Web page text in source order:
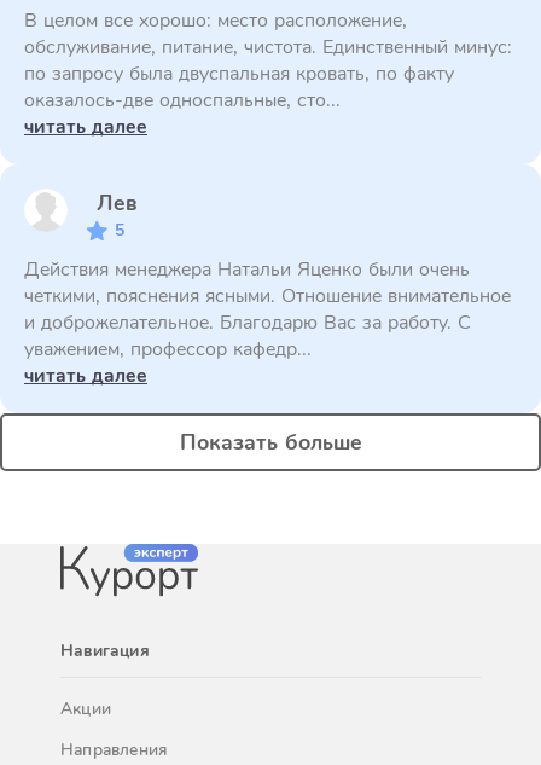
В целом все хорошо: место расположение,
обслуживание, питание, чистота. Единственный минус:
по запросу была двуспальная кровать, по факту
оказалось-две односпальные, сто...
читать далее
Лев
5
Действия менеджера Натальи Яценко были очень
четкими, пояснения ясными. Отношение внимательное
и доброжелательное. Благодарю Вас за работу. С
уважением, профессор кафедр...
читать далее
Показать больше
Навигация
Акции
Направления